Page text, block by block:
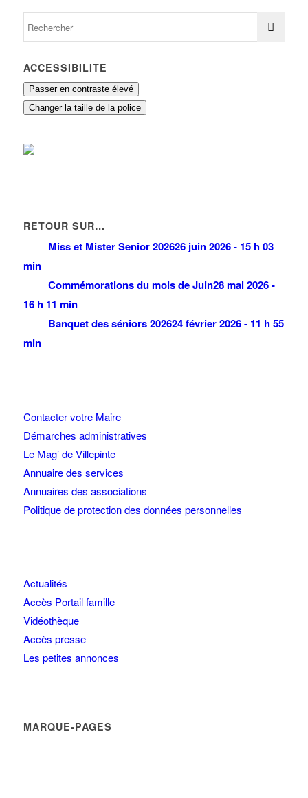
ACCESSIBILITÉ
Passer en contraste élevé
Changer la taille de la police
RETOUR SUR…
Miss et Mister Senior 202626 juin 2026 - 15 h 03
min
Commémorations du mois de Juin28 mai 2026 -
16 h 11 min
Banquet des séniors 202624 février 2026 - 11 h 55
min
Contacter votre Maire
Démarches administratives
Le Mag’ de Villepinte
Annuaire des services
Annuaires des associations
Politique de protection des données personnelles
Actualités
Accès Portail famille
Vidéothèque
Accès presse
Les petites annonces
MARQUE-PAGES